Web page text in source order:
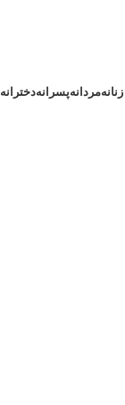
زنانهمردانهپسرانهدخترانه